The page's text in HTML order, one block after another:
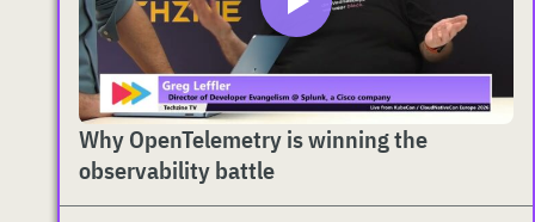
Why OpenTelemetry is winning the
observability battle